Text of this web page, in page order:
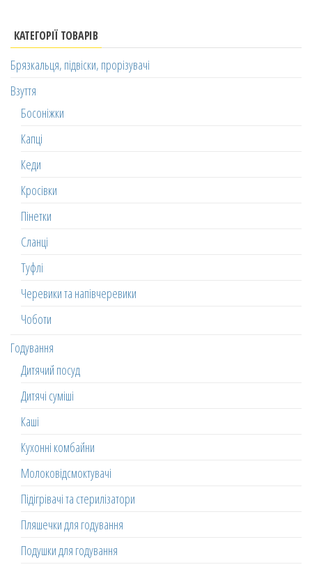
КАТЕГОРІЇ ТОВАРІВ
Брязкальця, підвіски, прорізувачі
Взуття
Босоніжки
Капці
Кеди
Кросівки
Пінетки
Сланці
Туфлі
Черевики та напівчеревики
Чоботи
Годування
Дитячий посуд
Дитячі суміші
Каші
Кухонні комбайни
Молоковідсмоктувачі
Підігрівачі та стерилізатори
Пляшечки для годування
Подушки для годування